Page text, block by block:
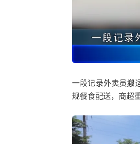
一段记录外卖员搬
规餐食配送，商超